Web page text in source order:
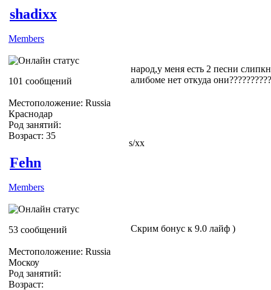
shadixx
Members
101 сообщений
Местоположение: Russia
Краснодар
Род занятий:
Возраст: 35
народ,у меня есть 2 песни
алибоме нет откуда
s/xx
Fehn
Members
53 сообщений
Местоположение: Russia
Москоу
Род занятий:
Возраст:
Скрим бонус к 9.0 лайф )